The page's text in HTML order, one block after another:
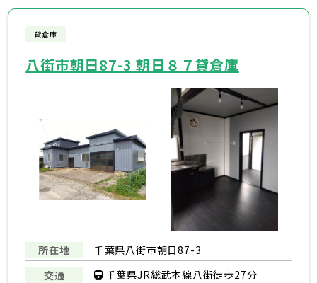
貸倉庫
八街市朝日87-3 朝日８７貸倉庫
所在地
千葉県八街市朝日87-3
交通
千葉県JR総武本線八街徒歩27分